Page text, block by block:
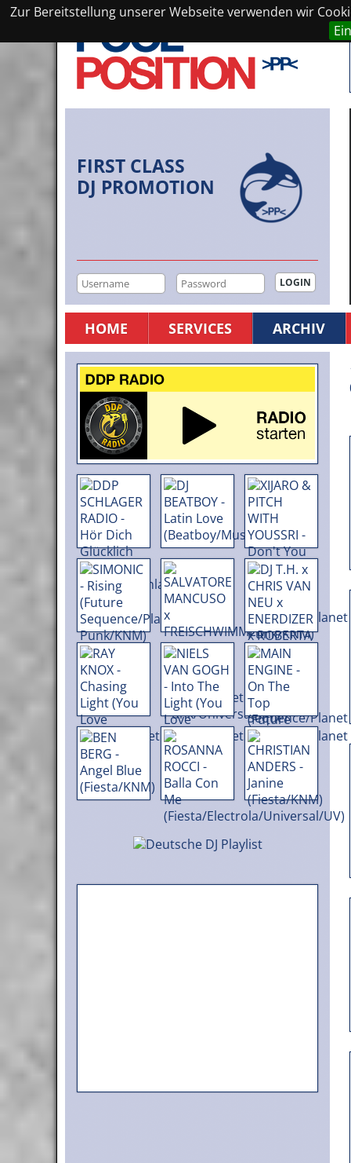
Zur Bereitstellung unserer Webseite verwenden wir
FIRST CLASS
DJ PROMOTION
HOME SERVICES ARCHIV